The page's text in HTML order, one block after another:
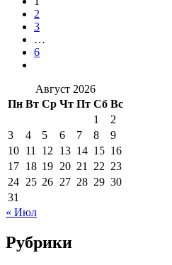
2
3
…
6
Август 2026
Пн Вт Ср Чт Пт Сб Вс
1
2
3
4 5 6 7 8
9
10 11 12 13 14 15 16
17 18 19 20 21 22 23
24 25 26 27 28 29 30
31
« Июл
Рубрики